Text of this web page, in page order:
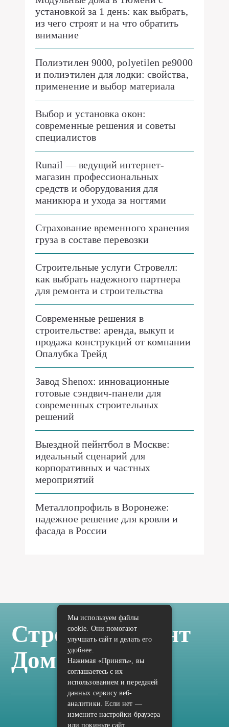
установкой за 1 день: как выбрать,
из чего строят и на что обратить
внимание
Полиэтилен 9000, polyetilen pe9000
и полиэтилен для лодки: свойства,
применение и выбор материала
Выбор и установка окон:
современные решения и советы
специалистов
Runail — ведущий интернет-
магазин профессиональных
средств и оборудования для
маникюра и ухода за ногтями
Страхование временного хранения
груза в составе перевозки
Строительные услуги Стровелл:
как выбрать надежного партнера
для ремонта и строительства
Современные решения в
строительстве: аренда, выкуп и
продажа конструкций от компании
Опалубка Трейд
Завод Shenox: инновационные
готовые сэндвич-панели для
современных строительных
решений
Выездной пейнтбол в Москве:
идеальный сценарий для
корпоративных и частных
мероприятий
Металлопрофиль в Воронеже:
надежное решение для кровли и
фасада в России
Стройка Ремонт
Дом Отделка
Карта сайта
Мы используем файлы
cookie. Они помогают
улучшать сайт и делать его
удобнее.
Нажимая «Принять», вы
соглашаетесь с их
использованием и передачей
данных сервису веб-
аналитики. Если нет —
измените настройки браузера
или покиньте сайт.